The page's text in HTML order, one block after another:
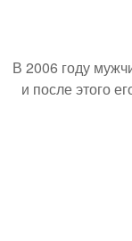
В 2006 году
и после этого